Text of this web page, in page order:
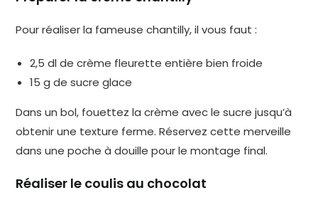
Pour réaliser la fameuse chantilly, il vous faut :
2,5 dl de crème fleurette entière bien froide
15 g de sucre glace
Dans un bol, fouettez la crème avec le sucre jusqu’à
obtenir une texture ferme. Réservez cette merveille
dans une poche à douille pour le montage final.
Réaliser le coulis au chocolat